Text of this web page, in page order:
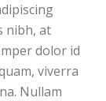
nibh, at
dolor id
viverra
Nullam